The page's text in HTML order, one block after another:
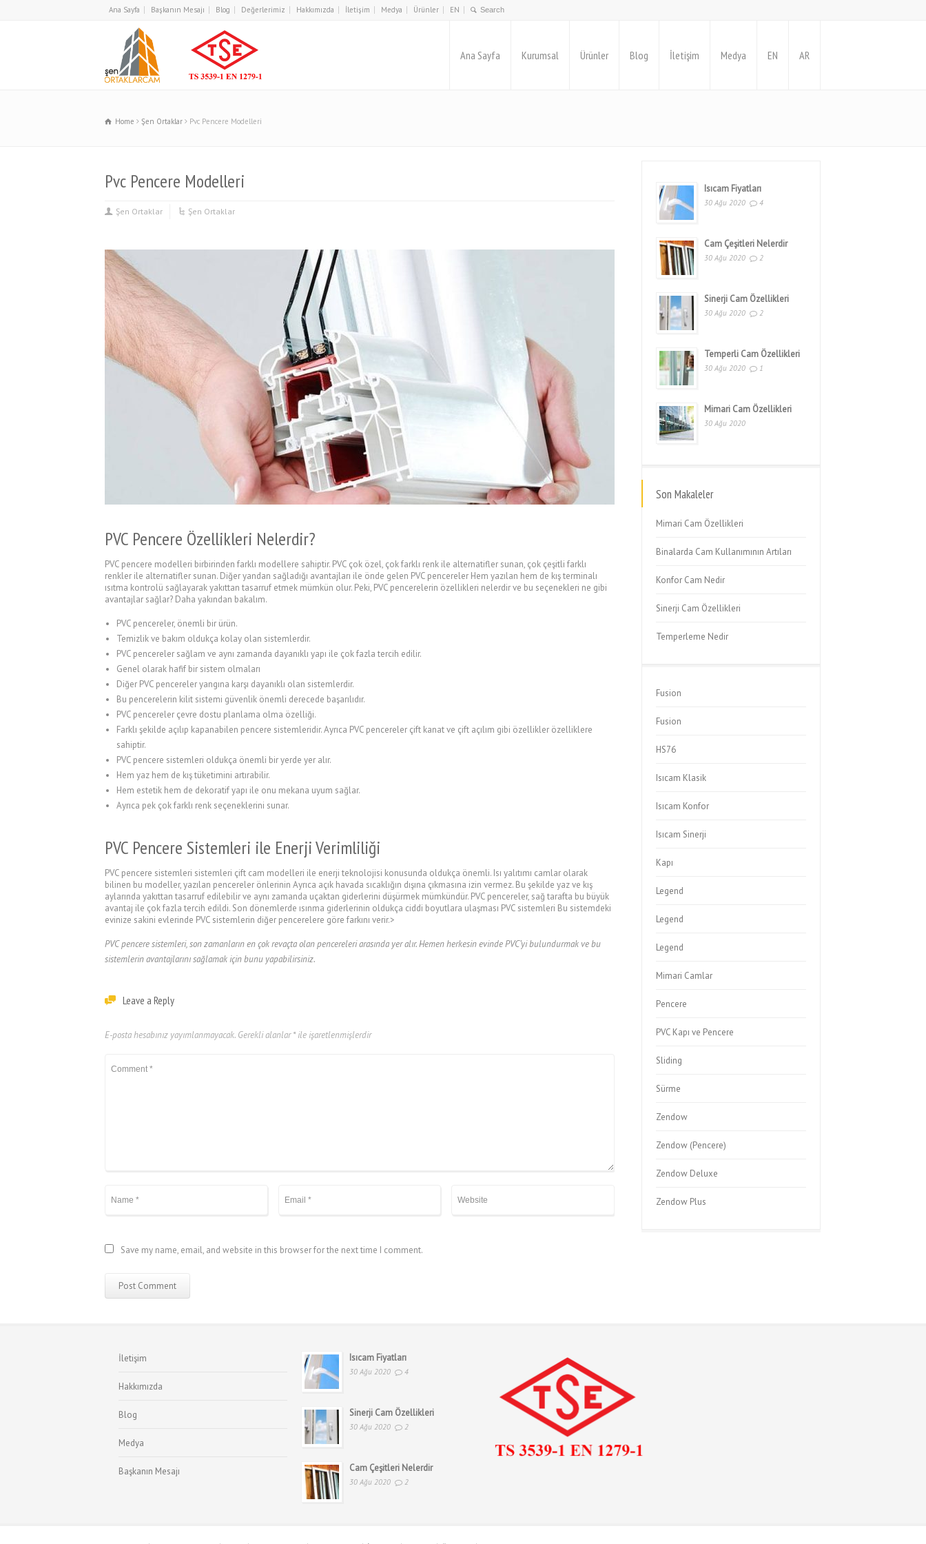
Ana Sayfa Başkanın Mesajı Blog Değerlerimiz Hakkımızda İletişim Medya Ürünler EN
Ana Sayfa Kurumsal Ürünler Blog İletişim Medya EN AR
Home Şen Ortaklar Pvc Pencere Modelleri
Pvc Pencere Modelleri
Şen Ortaklar Şen Ortaklar
PVC Pencere Özellikleri Nelerdir?
PVC pencere modelleri birbirinden farklı modellere sahiptir. PVC çok özel, çok farklı renk ile alternatifler sunan, çok çeşitli farklı
renkler ile alternatifler sunan. Diğer yandan sağladığı avantajları ile önde gelen PVC pencereler Hem yazılan hem de kış terminalı
ısıtma kontrolü sağlayarak yakıttan tasarruf etmek mümkün olur. Peki, PVC pencerelerin özellikleri nelerdir ve bu seçenekleri ne gibi
avantajlar sağlar? Daha yakından bakalım.
PVC pencereler, önemli bir ürün.
Temizlik ve bakım oldukça kolay olan sistemlerdir.
PVC pencereler sağlam ve aynı zamanda dayanıklı yapı ile çok fazla tercih edilir.
Genel olarak hafif bir sistem olmaları
Diğer PVC pencereler yangına karşı dayanıklı olan sistemlerdir.
Bu pencerelerin kilit sistemi güvenlik önemli derecede başarılıdır.
PVC pencereler çevre dostu planlama olma özelliği.
Farklı şekilde açılıp kapanabilen pencere sistemleridir. Ayrıca PVC pencereler çift kanat ve çift açılım gibi özellikler özelliklere
sahiptir.
PVC pencere sistemleri oldukça önemli bir yerde yer alır.
Hem yaz hem de kış tüketimini artırabilir.
Hem estetik hem de dekoratif yapı ile onu mekana uyum sağlar.
Ayrıca pek çok farklı renk seçeneklerini sunar.
PVC Pencere Sistemleri ile Enerji Verimliliği
PVC pencere sistemleri sistemleri çift cam modelleri ile enerji teknolojisi konusunda oldukça önemli. Isı yalıtımı camlar olarak
bilinen bu modeller, yazılan pencereler önlerinin Ayrıca açık havada sıcaklığın dışına çıkmasına izin vermez. Bu şekilde yaz ve kış
aylarında yakıttan tasarruf edilebilir ve aynı zamanda uçaktan giderlerini düşürmek mümkündür. PVC pencereler, sağ tarafta bu büyük
avantaj ile çok fazla tercih edildi. Son dönemlerde ısınma giderlerinin oldukça ciddi boyutlara ulaşması PVC sistemleri Bu sistemdeki
evinize sakini evlerinde PVC sistemlerin diğer pencerelere göre farkını verir.>
PVC pencere sistemleri, son zamanların en çok revaçta olan pencereleri arasında yer alır. Hemen herkesin evinde PVC’yi bulundurmak ve bu
sistemlerin avantajlarını sağlamak için bunu yapabilirsiniz.
Leave a Reply
E-posta hesabınız yayımlanmayacak. Gerekli alanlar*ile işaretlenmişlerdir
Save my name, email, and website in this browser for the next time I comment.
Isıcam Fiyatları
30 Ağu 2020 4
Cam Çeşitleri Nelerdir
30 Ağu 2020 2
Sinerji Cam Özellikleri
30 Ağu 2020 2
Temperli Cam Özellikleri
30 Ağu 2020 1
Mimari Cam Özellikleri
30 Ağu 2020
Son Makaleler
Mimari Cam Özellikleri
Binalarda Cam Kullanımının Artıları
Konfor Cam Nedir
Sinerji Cam Özellikleri
Temperleme Nedir
Fusion
Fusion
HS76
Isıcam Klasik
Isıcam Konfor
Isıcam Sinerji
Kapı
Legend
Legend
Legend
Mimari Camlar
Pencere
PVC Kapı ve Pencere
Sliding
Sürme
Zendow
Zendow (Pencere)
Zendow Deluxe
Zendow Plus
İletişim
Hakkımızda
Blog
Medya
Başkanın Mesajı
Isıcam Fiyatları
30 Ağu 2020 4
Sinerji Cam Özellikleri
30 Ağu 2020 2
Cam Çeşitleri Nelerdir
30 Ağu 2020 2